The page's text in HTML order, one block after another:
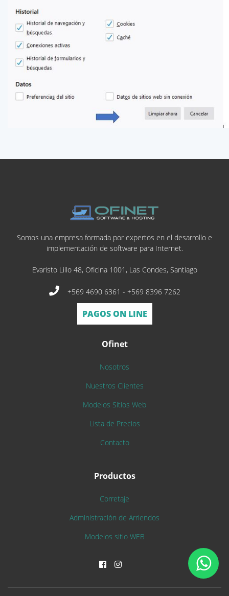
Somos una empresa formada por expertos en el desarrollo e
implementación de software para Internet.
Evaristo Lillo 48, Oficina 1001, Las Condes, Santiago
+569 4690 6361 - +569 8396 7262
PAGOS ON LINE
Ofinet
Nosotros
Nuestros Clientes
Modelos Sitios Web
Lista de Precios
Contacto
Productos
Corretaje
Administración de Arriendos
Modelos sitio WEB